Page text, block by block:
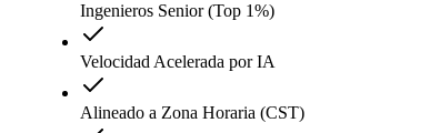
Ingenieros Senior (Top 1%)
Velocidad Acelerada por IA
Alineado a Zona Horaria (CST)